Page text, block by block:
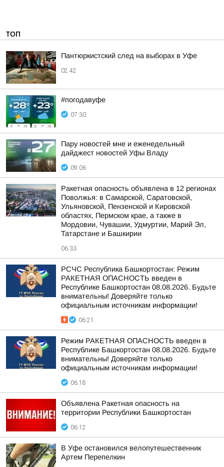
ТОП
Пантюркистский след на выборах в Уфе
02:42
#погодавуфе
07:30
Пару новостей мне и еженедельный
дайджест новостей Уфы Владу
09:06
Ракетная опасность объявлена в 12 регионах
Поволжья: в Самарской, Саратовской,
Ульяновской, Пензенской и Кировской
областях, Пермском крае, а также в
Мордовии, Чувашии, Удмуртии, Марий Эл,
Татарстане и Башкирии
06:33
РСЧС Республика Башкортостан: Режим
РАКЕТНАЯ ОПАСНОСТЬ введен в
Республике Башкортостан 08.08.2026. Будьте
внимательны! Доверяйте только
официальным источникам информации!
06:21
Режим РАКЕТНАЯ ОПАСНОСТЬ введен в
Республике Башкортостан 08.08.2026. Будьте
внимательны! Доверяйте только
официальным источникам информации!
06:18
Объявлена Ракетная опасность на
территории Республики Башкортостан
06:12
В Уфе остановился велопутешественник
Артем Перепелкин